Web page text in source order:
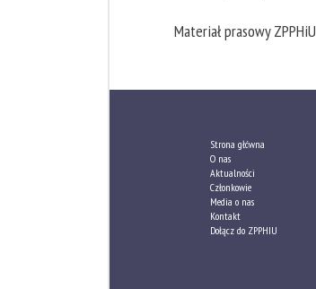
Materiał prasowy ZPPHiU
Strona główna
O nas
Aktualności
Członkowie
Media o nas
Kontakt
Dołącz do ZPPHIU